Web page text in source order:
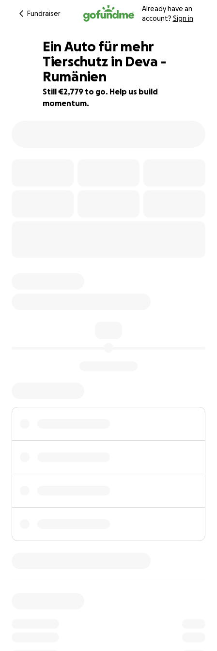
Fundraiser
Already have an
account? Sign in
44% complete
Ein Auto für mehr
Tierschutz in Deva -
Rumänien
Still €2,779 to go. Help us build
momentum.